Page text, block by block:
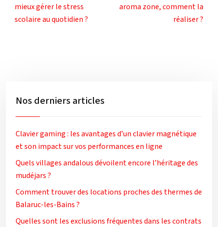
mieux gérer le stress
scolaire au quotidien ?
aroma zone, comment la
réaliser ?
Nos derniers articles
Clavier gaming : les avantages d’un clavier magnétique
et son impact sur vos performances en ligne
Quels villages andalous dévoilent encore l’héritage des
mudéjars ?
Comment trouver des locations proches des thermes de
Balaruc-les-Bains ?
Quelles sont les exclusions fréquentes dans les contrats